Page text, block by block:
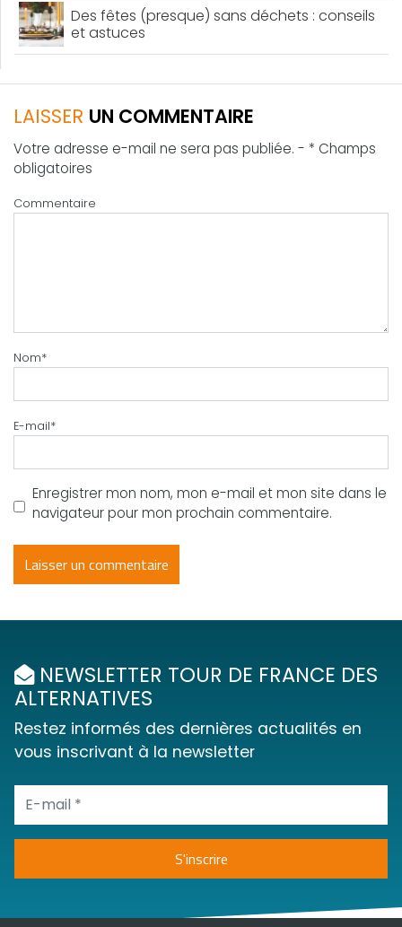
Des fêtes (presque) sans déchets : conseils
et astuces
LAISSER UN COMMENTAIRE
Votre adresse e-mail ne sera pas publiée. - * Champs
obligatoires
Commentaire
Nom*
E-mail*
Enregistrer mon nom, mon e-mail et mon site dans le
navigateur pour mon prochain commentaire.
NEWSLETTER TOUR DE FRANCE DES
ALTERNATIVES
Restez informés des dernières actualités en
vous inscrivant à la newsletter